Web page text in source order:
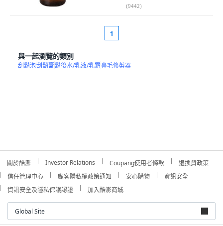
(9442)
1
與一起瀏覽的類別
刮鬍泡刮鬍膏鬍後水/乳液/乳霜鼻毛修剪器
關於酷澎 Investor Relations Coupang使用者條款
退換貨政策
信任管理中心
顧客隱私權政策通知 安心購物
資訊安全
資訊安全及隱私保護認證
加入酷澎商城
Global Site